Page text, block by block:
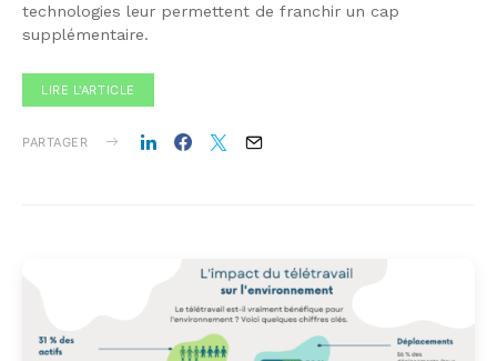
technologies leur permettent de franchir un cap
supplémentaire.
LIRE L'ARTICLE
PARTAGER